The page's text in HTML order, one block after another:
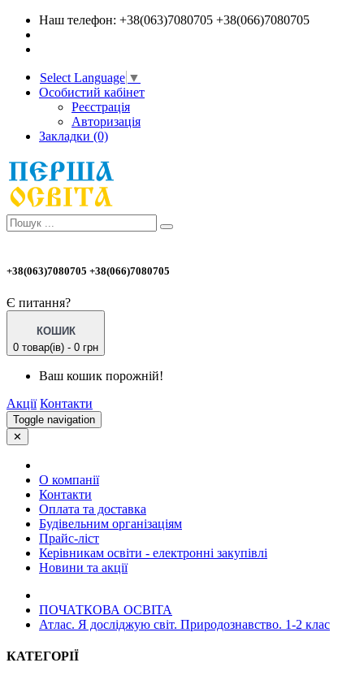
Наш телефон: +38(063)7080705 +38(066)7080705
Select Language ▼
Особистий кабінет
Реєстрація
Авторизація
Закладки (0)
+38(063)7080705 +38(066)7080705
Є питання?
КОШИК
0 товар(ів) - 0 грн
Ваш кошик порожній!
Акції Контакти
Toggle navigation
✕
О компанії
Контакти
Оплата та доставка
Будівельним організаціям
Прайс-ліст
Керівникам освіти - електронні закупівлі
Новини та акції
ПОЧАТКОВА ОСВIТА
Атлас. Я досліджую світ. Природознавство. 1-2 клас
КАТЕГОРІЇ